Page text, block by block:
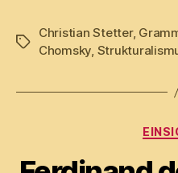
Tags
Christian Stetter,
Chomsky